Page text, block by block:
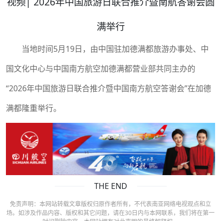
满举行
当地时间5月19日，由中国驻加德满都旅游办事处、中
国文化中心与中国南方航空加德满都营业部共同主办的
“2026年中国旅游日联合推介暨中国南方航空答谢会”在加德
满都隆重举行。
THE END
免责声明：本网站转载文章版权归原作者所有，不代表南亚网络电视观点和立
场。如涉及作品内容、版权和其它问题，请在30日内与本网联系，我们将在第一